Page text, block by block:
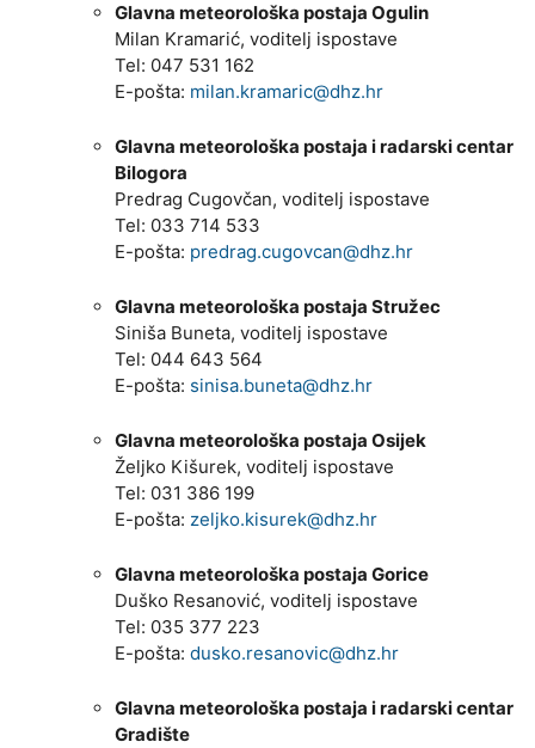
Glavna meteorološka postaja Ogulin
Milan Kramarić, voditelj ispostave
Tel: 047 531 162
E-pošta: milan.kramaric@dhz.hr
Glavna meteorološka postaja i radarski centar
Bilogora
Predrag Cugovčan, voditelj ispostave
Tel: 033 714 533
E-pošta: predrag.cugovcan@dhz.hr
Glavna meteorološka postaja Stružec
Siniša Buneta, voditelj ispostave
Tel: 044 643 564
E-pošta: sinisa.buneta@dhz.hr
Glavna meteorološka postaja Osijek
Željko Kišurek, voditelj ispostave
Tel: 031 386 199
E-pošta: zeljko.kisurek@dhz.hr
Glavna meteorološka postaja Gorice
Duško Resanović, voditelj ispostave
Tel: 035 377 223
E-pošta: dusko.resanovic@dhz.hr
Glavna meteorološka postaja i radarski centar
Gradište